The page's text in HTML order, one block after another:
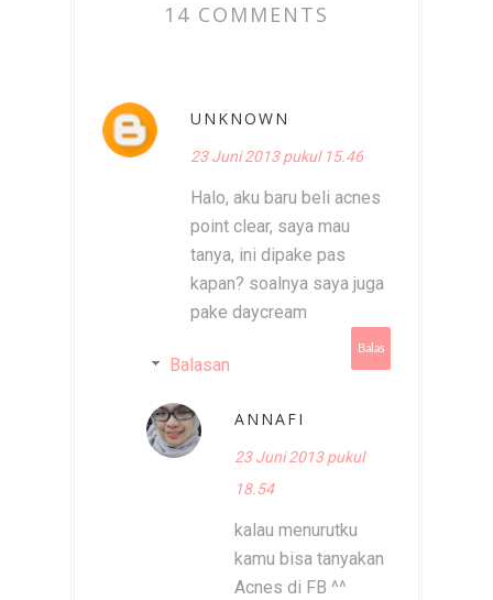
14 COMMENTS
UNKNOWN
23 Juni 2013 pukul 15.46
Halo, aku baru beli acnes
point clear, saya mau
tanya, ini dipake pas
kapan? soalnya saya juga
pake daycream
Balas
Balasan
ANNAFI
23 Juni 2013 pukul
18.54
kalau menurutku
kamu bisa tanyakan
Acnes di FB ^^